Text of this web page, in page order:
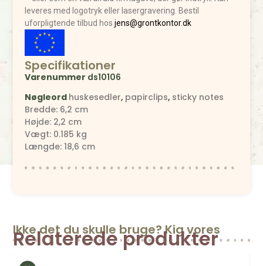
leveres med logotryk eller lasergravering. Bestil
uforpligtende tilbud hosjens@grontkontor.dk
Specifikationer
Varenummer ds10106
Nøgleord huskesedler, papirclips, sticky notes
Bredde: 6,2 cm
Højde: 2,2 cm
Vægt: 0.185 kg
Længde: 18,6 cm
Ikke det du skulle bruge? Kig vores
Relaterede produkter